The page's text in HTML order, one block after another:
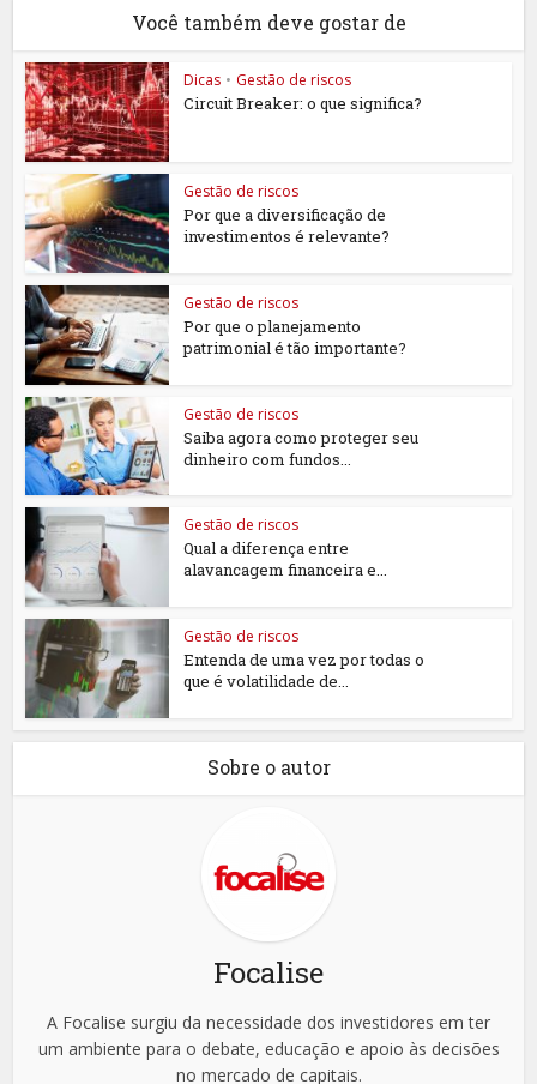
Você também deve gostar de
Dicas • Gestão de riscos
Circuit Breaker: o que significa?
Gestão de riscos
Por que a diversificação de
investimentos é relevante?
Gestão de riscos
Por que o planejamento
patrimonial é tão importante?
Gestão de riscos
Saiba agora como proteger seu
dinheiro com fundos...
Gestão de riscos
Qual a diferença entre
alavancagem financeira e...
Gestão de riscos
Entenda de uma vez por todas o
que é volatilidade de...
Sobre o autor
Focalise
A Focalise surgiu da necessidade dos investidores em ter
um ambiente para o debate, educação e apoio às decisões
no mercado de capitais.